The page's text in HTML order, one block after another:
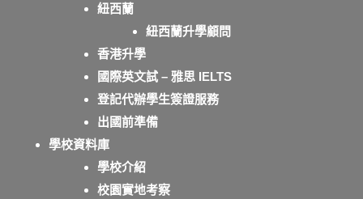
紐西蘭
紐西蘭升學顧問
香港升學
國際英文試 – 雅思 IELTS
登記代辦學生簽證服務
出國前準備
學校資料庫
學校介紹
校園實地考察